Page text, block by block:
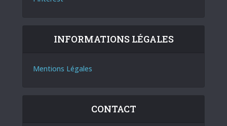
INFORMATIONS LÉGALES
Mentions Légales
CONTACT